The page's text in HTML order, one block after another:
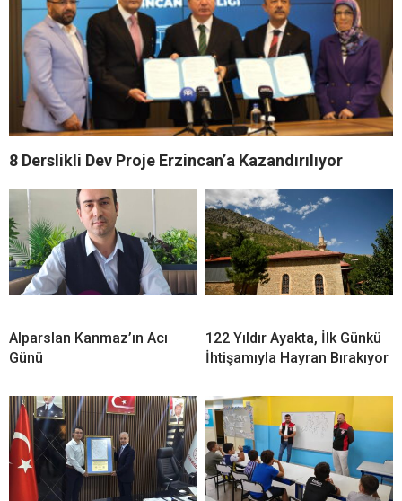
8 Derslikli Dev Proje Erzincan’a Kazandırılıyor
Alparslan Kanmaz’ın Acı
Günü
122 Yıldır Ayakta, İlk Günkü
İhtişamıyla Hayran Bırakıyor